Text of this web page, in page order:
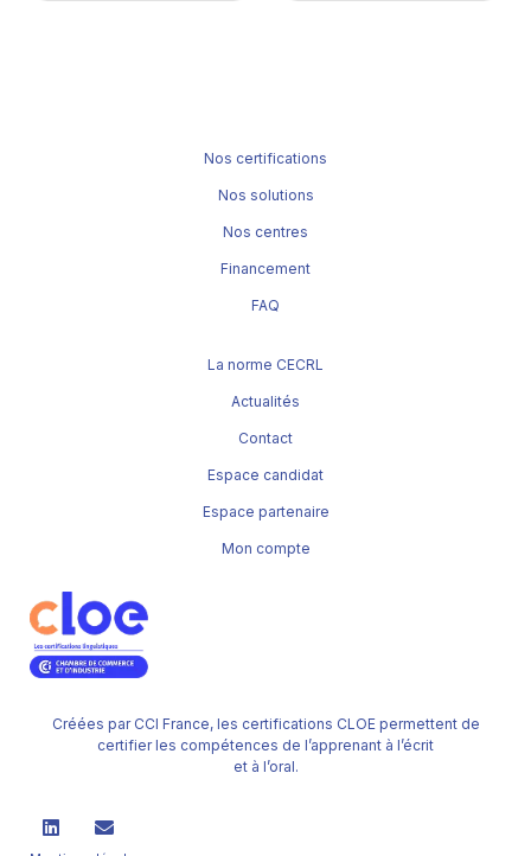
Créées par CCI France, les certifications CLOE permettent de
certifier les compétences de l’apprenant à l’écrit
et à l’oral.
Nos certifications
Nos solutions
Nos centres
Financement
FAQ
La norme CECRL
Actualités
Contact
Espace candidat
Espace partenaire
Mon compte